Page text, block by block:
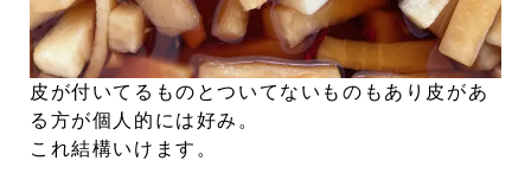
皮が付いてるものとついてないものもあり皮があ
る方が個人的には好み。
これ結構いけます。